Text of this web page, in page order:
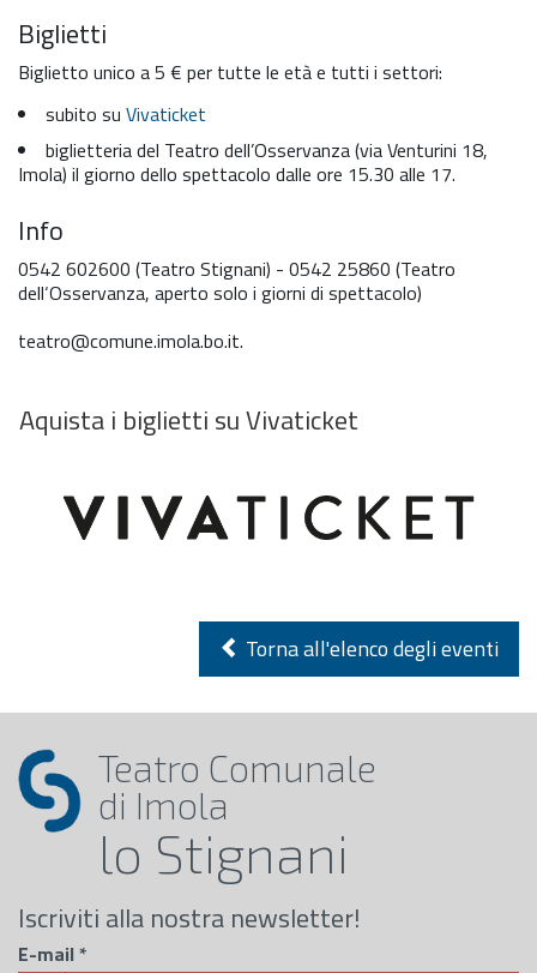
Biglietti
Biglietto unico a 5 € per tutte le età e tutti i settori:
subito su Vivaticket
biglietteria del Teatro dell’Osservanza (via Venturini 18,
Imola) il giorno dello spettacolo dalle ore 15.30 alle 17.
Info
0542 602600 (Teatro Stignani) - 0542 25860 (Teatro
dell‘Osservanza, aperto solo i giorni di spettacolo)
teatro@comune.imola.bo.it.
Aquista i biglietti su Vivaticket
Torna all'elenco degli eventi
Teatro Comunale
di Imola
lo Stignani
Iscriviti alla nostra newsletter!
E-mail*